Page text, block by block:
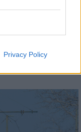
Privacy Policy
–